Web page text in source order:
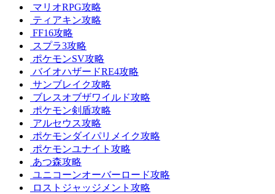
マリオRPG攻略
ティアキン攻略
FF16攻略
スプラ3攻略
ポケモンSV攻略
バイオハザードRE4攻略
サンブレイク攻略
ブレスオブザワイルド攻略
ポケモン剣盾攻略
アルセウス攻略
ポケモンダイパリメイク攻略
ポケモンユナイト攻略
あつ森攻略
ユニコーンオーバーロード攻略
ロストジャッジメント攻略